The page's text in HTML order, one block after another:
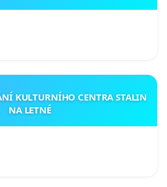
KULTURNÍHO CENTRA STALIN
NA LETNÉ